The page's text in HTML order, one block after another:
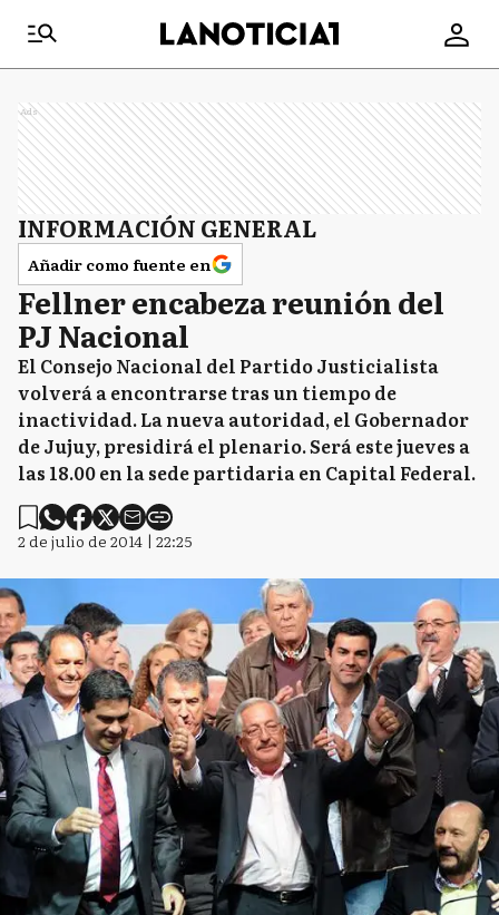
Ads
INFORMACIÓN GENERAL
Añadir como fuente en
Fellner encabeza reunión del
PJ Nacional
El Consejo Nacional del Partido Justicialista
volverá a encontrarse tras un tiempo de
inactividad. La nueva autoridad, el Gobernador
de Jujuy, presidirá el plenario. Será este jueves a
las 18.00 en la sede partidaria en Capital Federal.
2 de julio de 2014 | 22:25